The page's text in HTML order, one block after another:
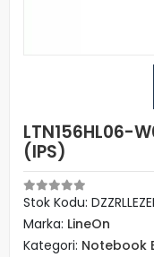
LTN156HL06-
(IPS)
Stok Kodu:
Marka: LineOn
Kategori: Notebook